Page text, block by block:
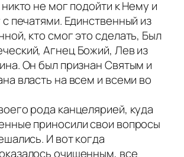
не мог подойти к Нему и
с печатями. Единственный из
кто смог это сделать, Был
Агнец Божий, Лев из
Он был признан Святым и
власть на всем и всеми во
рода канцелярией, куда
приносили свои вопросы
И вот когда
очищенным, все